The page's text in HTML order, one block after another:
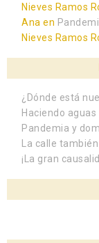
Nieves Ramos
Ana en
Nieves Ramos
¿Dónde está
Haciendo aguas
Pandemia y
La calle
¡La gran